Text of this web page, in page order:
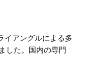
イアングルによる多
した。国内の専門